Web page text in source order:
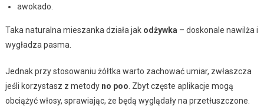
awokado.
Taka naturalna mieszanka działa jak odżywka – doskonale nawilża i
wygładza pasma.
Jednak przy stosowaniu żółtka warto zachować umiar, zwłaszcza
jeśli korzystasz z metody no poo . Zbyt częste aplikacje mogą
obciążyć włosy, sprawiając, że będą wyglądały na przetłuszczone.